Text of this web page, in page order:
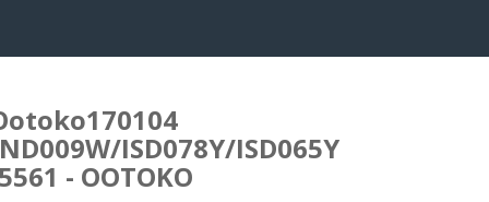
ISD078Y/ISD065Y
- OOTOKO